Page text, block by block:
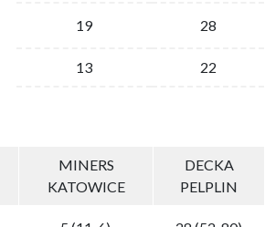
19 28
13 22
MINERS
KATOWICE
DECKA
PELPLIN